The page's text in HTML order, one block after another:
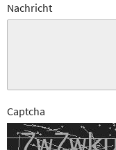
Nachricht
Captcha